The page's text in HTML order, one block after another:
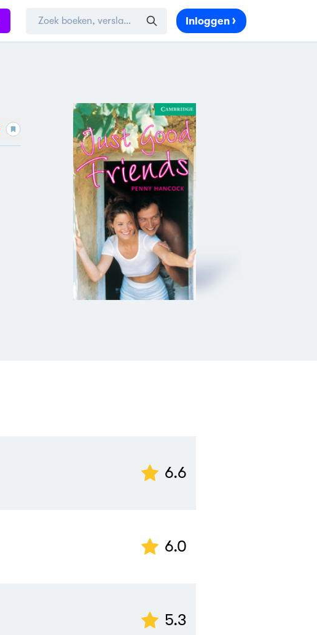
Inloggen
6.6
6.0
5.3